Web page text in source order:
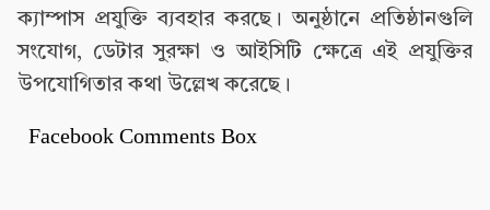
ক্যাম্পাস প্রযুক্তি ব্যবহার করছে। অনুষ্ঠানে প্রতিষ্ঠানগুলি
সংযোগ, ডেটার সুরক্ষা ও আইসিটি ক্ষেত্রে এই প্রযুক্তির
উপযোগিতার কথা উল্লেখ করেছে।
Facebook Comments Box